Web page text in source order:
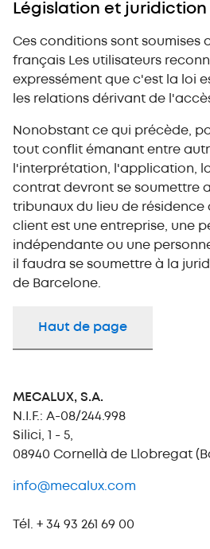
Législation et
Ces conditions sont soumises
français Les utilisateurs
expressément que c'est la loi
les relations dérivant de
Nonobstant ce qui précède,
tout conflit émanant entre
l'interprétation, l'application,
contrat devront se soumettre
tribunaux du lieu de résidence
client est une entreprise, une
indépendante ou une
il faudra se soumettre à la
de Barcelone.
Haut de page
MECALUX, S.A.
N.I.F.: A-08/244.998
Silici, 1 - 5,
08940 Cornellà de Llobregat
info@mecalux.com
Tél. + 34 93 261 69 00